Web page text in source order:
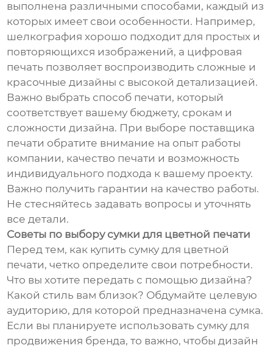
выполнена различными способами, каждый из
которых имеет свои особенности. Например,
шелкография хорошо подходит для простых и
повторяющихся изображений, а цифровая
печать позволяет воспроизводить сложные и
красочные дизайны с высокой детализацией.
Важно выбрать способ печати, который
соответствует вашему бюджету, срокам и
сложности дизайна. При выборе поставщика
печати обратите внимание на опыт работы
компании, качество печати и возможность
индивидуального подхода к вашему проекту.
Важно получить гарантии на качество работы.
Не стесняйтесь задавать вопросы и уточнять
все детали.
Советы по выбору сумки для цветной печати
Перед тем, как купить сумку для цветной
печати, четко определите свои потребности.
Что вы хотите передать с помощью дизайна?
Какой стиль вам близок? Обдумайте целевую
аудиторию, для которой предназначена сумка.
Если вы планируете использовать сумку для
продвижения бренда, то важно, чтобы дизайн